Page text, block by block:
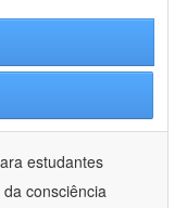
estudantes
consciência